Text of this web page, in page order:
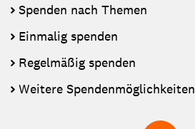
Spenden nach Themen
Einmalig spenden
Regelmäßig spenden
Weitere Spendenmöglichkeiten